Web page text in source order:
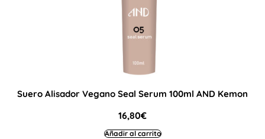
Suero Alisador Vegano Seal Serum 100ml AND Kemon
16,80€
Añadir al carrito